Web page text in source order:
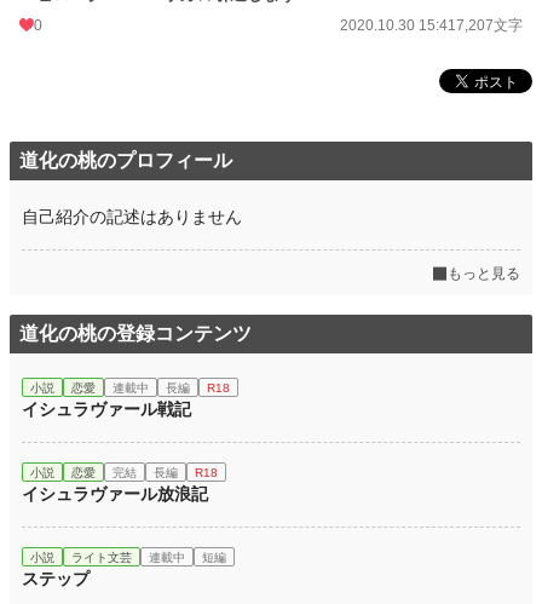
0 2020.10.30 15:417,207文字
道化の桃のプロフィール
自己紹介の記述はありません
もっと見る
道化の桃の登録コンテンツ
小説 恋愛 連載中 長編 R18
イシュラヴァール戦記
小説 恋愛 完結 長編 R18
イシュラヴァール放浪記
小説 ライト文芸 連載中 短編
ステップ